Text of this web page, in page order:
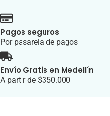
Pagos seguros
Por pasarela de pagos
Envío Gratis en Medellín
A partir de $350.000